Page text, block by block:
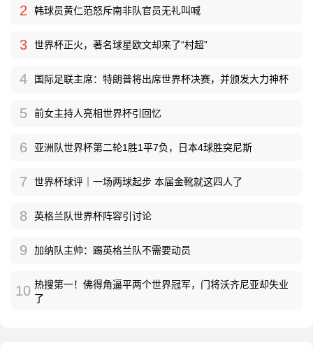
2 韩球员黄仁范怒斥南非队官员无礼叫喊
3 世界杯正火，著名球星欧文却来了“村超”
4 国际足联主席：特朗普将出席世界杯决赛，并颁发大力神杯
5 前女主持人亮相世界杯引回忆
6 亚洲队世界杯第二轮1胜1平7负，日本4球胜突尼斯
7 世界杯球评｜一场两球起步 本届金靴就这四人了
8 英格兰队世界杯阵容引讨论
9 加纳队主帅：踢英格兰队不需要动员
10 热搜第一！佛得角逼平两个世界冠军，门将沃齐尼亚却失业
了